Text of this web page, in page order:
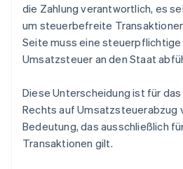
die Zahlung verantwortlich, es
um steuerbefreite
Seite muss eine steuerpflichtige
Umsatzsteuer an den Staat
Diese Unterscheidung ist für
Rechts auf Umsatzsteuerabzug
Bedeutung, das ausschließlich
Transaktionen gilt.